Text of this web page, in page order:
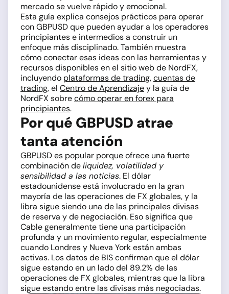
mercado se vuelve rápido y emocional.
Esta guía explica consejos prácticos para operar
con GBPUSD que pueden ayudar a los operadores
principiantes e intermedios a construir un
enfoque más disciplinado. También muestra
cómo conectar esas ideas con las herramientas y
recursos disponibles en el sitio web de NordFX,
incluyendo plataformas de trading,cuentas de
trading, el Centro de Aprendizajey la guía de
NordFX sobrecómo operar en forex para
principiantes.
Por qué GBPUSD atrae
tanta atención
GBPUSD es popular porque ofrece una fuerte
combinación deliquidez, volatilidad y
sensibilidad a las noticias. El dólar
estadounidense está involucrado en la gran
mayoría de las operaciones de FX globales, y la
libra sigue siendo una de las principales divisas
de reserva y de negociación. Eso significa que
Cable generalmente tiene una participación
profunda y un movimiento regular, especialmente
cuando Londres y Nueva York están ambas
activas. Los datos de BIS confirman que el dólar
sigue estando en un lado del 89.2% de las
operaciones de FX globales, mientras que la libra
sigue estando entre las divisas más negociadas.